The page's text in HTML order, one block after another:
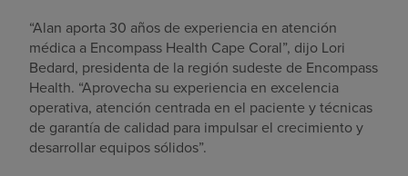
“Alan aporta 30 años de experiencia en atención
médica a Encompass Health Cape Coral”, dijo Lori
Bedard, presidenta de la región sudeste de Encompass
Health. “Aprovecha su experiencia en excelencia
operativa, atención centrada en el paciente y técnicas
de garantía de calidad para impulsar el crecimiento y
desarrollar equipos sólidos”.